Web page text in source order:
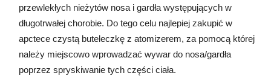
przewlekłych nieżytów nosa i gardła występujących w
długotrwałej chorobie. Do tego celu najlepiej zakupić w
apctece czystą buteleczkę z atomizerem, za pomocą której
należy miejscowo wprowadzać wywar do nosa/gardła
poprzez spryskiwanie tych części ciała.